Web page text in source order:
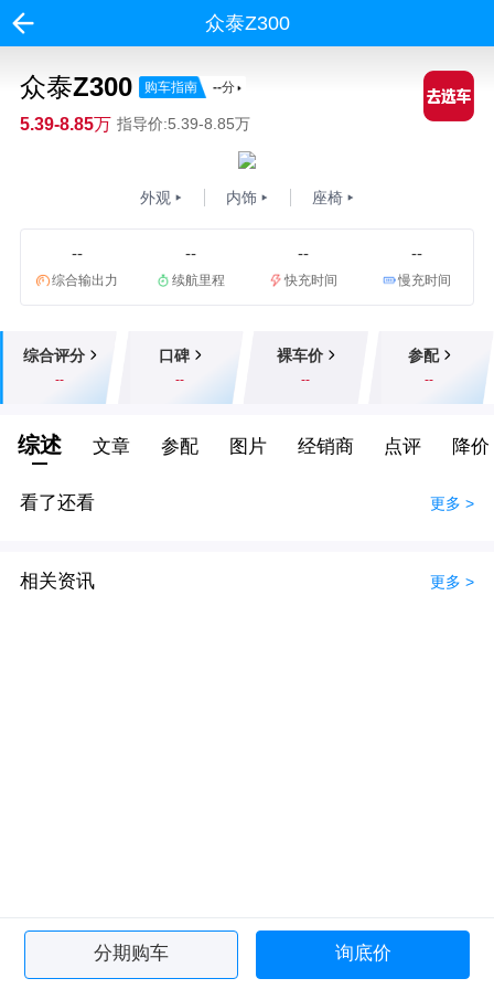
众泰Z300
众泰Z300 购车指南 --分
5.39-8.85万 指导价:5.39-8.85万
外观 内饰 座椅
--
综合输出力
--
续航里程
--
快充时间
--
慢充时间
综合评分
--
口碑
--
裸车价
--
参配
--
综述 文章 参配 图片 经销商 点评 降价
看了还看 更多 >
相关资讯 更多 >
分期购车 询底价